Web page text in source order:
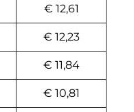
€ 12,61
€ 12,23
€ 11,84
€ 10,81